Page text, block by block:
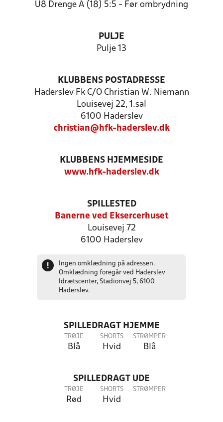
U8 Drenge A (18) 5:5 - Før ombrydning
PULJE
Pulje 13
KLUBBENS POSTADRESSE
Haderslev Fk C/O Christian W. Niemann
Louisevej 22, 1.sal
6100 Haderslev
christian@hfk-haderslev.dk
KLUBBENS HJEMMESIDE
www.hfk-haderslev.dk
SPILLESTED
Banerne ved Eksercerhuset
Louisevej 72
6100 Haderslev
!
Ingen omklædning på adressen.
Omklædning foregår ved Haderslev
Idrætscenter, Stadionvej 5, 6100
Haderslev.
SPILLEDRAGT HJEMME
TRØJE
Blå
SHORTS
Hvid
STRØMPER
Blå
SPILLEDRAGT UDE
TRØJE
Rød
SHORTS
Hvid
STRØMPER